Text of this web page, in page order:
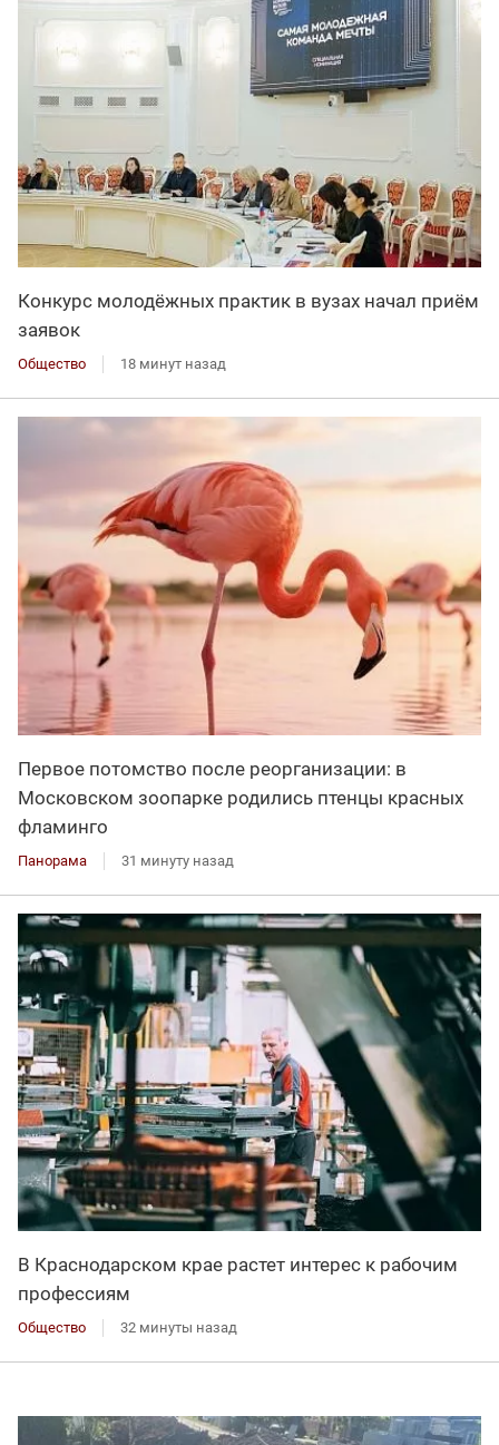
Конкурс молодёжных практик в вузах начал приём
заявок
Общество 18 минут назад
Первое потомство после реорганизации: в
Московском зоопарке родились птенцы красных
фламинго
Панорама 31 минуту назад
В Краснодарском крае растет интерес к рабочим
профессиям
Общество 32 минуты назад